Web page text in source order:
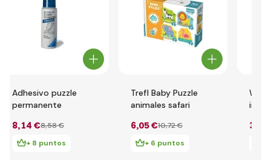
Adhesivo puzzle
permanente
8,14 €8,58 €
+ 8 puntos
Trefl Baby Puzzle
animales safari
6,05 €10,72 €
+ 6 puntos
30